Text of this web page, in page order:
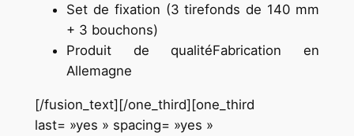
Set de fixation (3 tirefonds de 140 mm
+ 3 bouchons)
Produit de qualitéFabrication en
Allemagne
[/fusion_text][/one_third][one_third
last= »yes » spacing= »yes »